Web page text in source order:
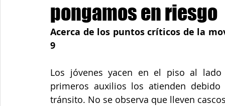
Inclusión Social Infancia y preadolescencia
Medio ambiente Movilidad Mujeres
pongamos en riesgo
Acerca de los puntos críticos de la
9
Los jóvenes yacen en el piso al
primeros auxilios los atienden
tránsito. No se observa que lleven